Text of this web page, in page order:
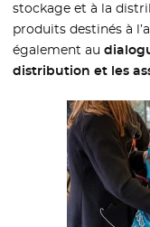
stockage et à la
produits destinés à
également au
distribution et les